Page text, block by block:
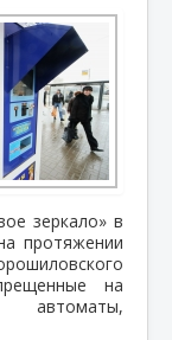
зеркало» в
протяжении
на
автоматы,